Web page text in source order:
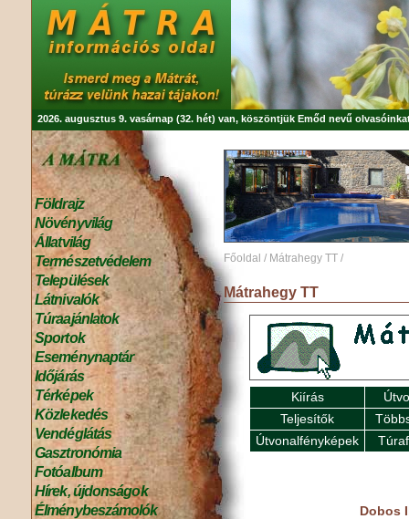
2026. augusztus 9. vasárnap (32. hét) van, köszöntjük Emőd nevű
Földrajz
Növényvilág
Állatvilág
Természetvédelem
Települések
Látnivalók
Túraajánlatok
Sportok
Eseménynaptár
Időjárás
Térképek
Közlekedés
Vendéglátás
Gasztronómia
Fotóalbum
Hírek, újdonságok
Élménybeszámolók
Főoldal / Mátrahegy TT /
Mátrahegy TT
Kiírás
Teljesítők
Útvonalfényképek
Dobos